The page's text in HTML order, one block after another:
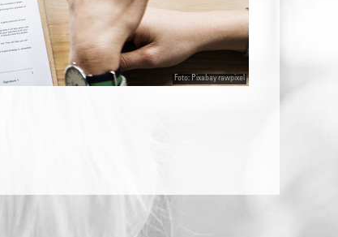
Foto: Pixabay rawpixel